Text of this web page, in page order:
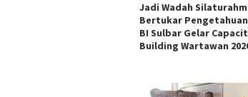
Jadi Wadah
Bertukar
BI Sulbar Gelar
Building Wartawan